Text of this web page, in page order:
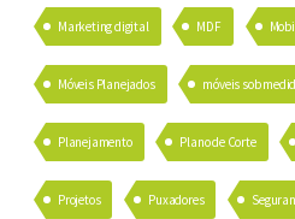
Marketing digital MDF
Móveis Planejados móveis sob
Planejamento Plano de Corte
Projetos Puxadores